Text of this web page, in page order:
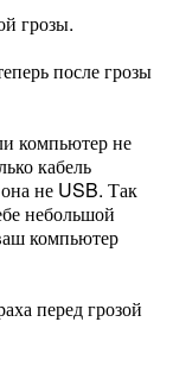
грозы.
после грозы
компьютер не
кабель
не USB. Так
небольшой
компьютер
перед грозой